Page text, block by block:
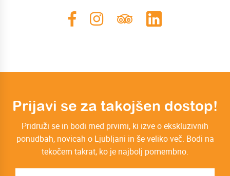
Prijavi se za takojšen dostop!
Pridruži se in bodi med prvimi, ki izve o ekskluzivnih
ponudbah, novicah o Ljubljani in še veliko več. Bodi na
tekočem takrat, ko je najbolj pomembno.